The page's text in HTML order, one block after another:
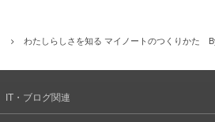
わたしらしさを知る マイノートのつくりかた
IT・ブログ関連